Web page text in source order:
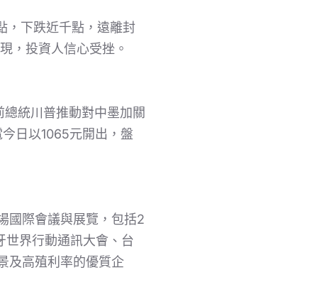
，下跌近千點，遠離封
，投資人信心受挫。
統川普推動對中墨加關
日以1065元開出，盤
國際會議與展覽，包括2
界行動通訊大會、台
及高殖利率的優質企